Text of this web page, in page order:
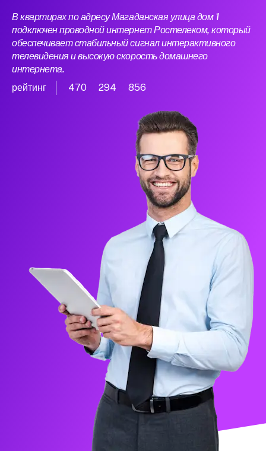
В квартирах по адресу Магаданская улица дом 1
подключен проводной интернет Ростелеком, который
обеспечивает стабильный сигнал интерактивного
телевидения и высокую скорость домашнего
интернета.
рейтинг
470 294 856